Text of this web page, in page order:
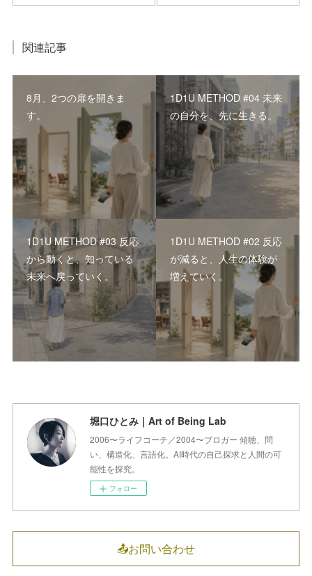
関連記事
8月、2つの扉を開きま
す。
1D1U METHOD #04 未来
の自分を、先に生きる。
1D1U METHOD #03 反応
から動くと、知っている
未来へ戻っていく。
1D1U METHOD #02 反応
が減ると、人生の体験が
増えていく。
堀口ひとみ｜Art of Being Lab
2006〜ライフコーチ／2004〜ブロガー 傾聴、問
い、構造化、言語化。AI時代の自己探求と人間の可
能性を探究。
フォロー
📤お問い合わせ